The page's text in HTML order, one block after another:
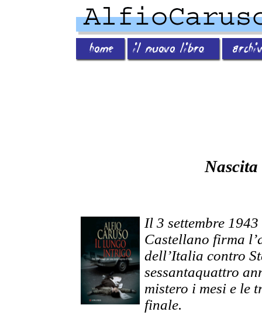
Il 3 settembre
Castellano firma
dell’Italia contro
sessantaquattro
mistero i mesi e le
finale.